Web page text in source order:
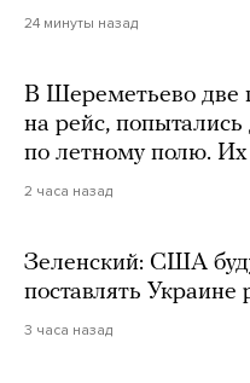
24 минуты назад
В Шереметьево две
на рейс, попытались
по летному полю.
2 часа назад
Зеленский: США
поставлять
3 часа назад